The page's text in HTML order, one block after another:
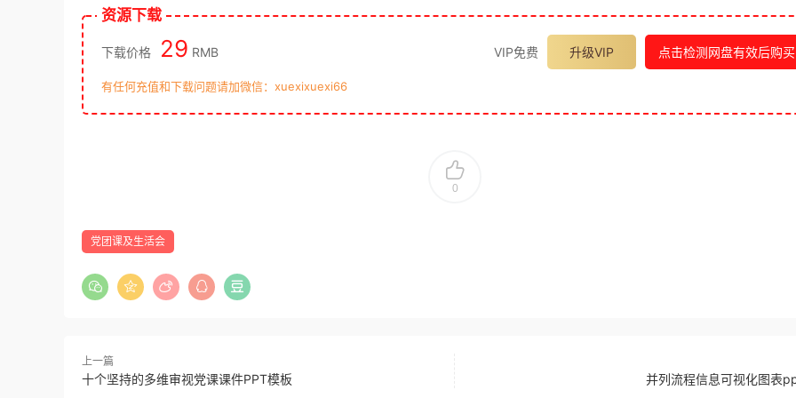
资源下载
下载价格 29 RMB VIP免费 升级VIP 点击检测网盘有效后购买
有任何充值和下载问题请加微信：xuexixuexi66
0
党团课及生活会
上一篇
十个坚持的多维审视党课课件PPT模板 并列流程信息可视化图表